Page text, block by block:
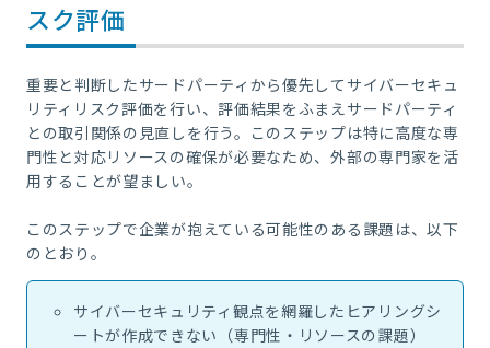
スク評価
重要と判断したサードパーティから優先してサイバーセキュ
リティリスク評価を行い、評価結果をふまえサードパーティ
との取引関係の見直しを行う。このステップは特に高度な専
門性と対応リソースの確保が必要なため、外部の専門家を活
用することが望ましい。
このステップで企業が抱えている可能性のある課題は、以下
のとおり。
サイバーセキュリティ観点を網羅したヒアリングシ
ートが作成できない（専門性・リソースの課題）